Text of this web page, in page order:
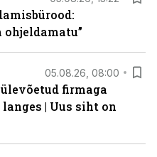
05.08.26, 08:00
firmaga
| Uus siht on